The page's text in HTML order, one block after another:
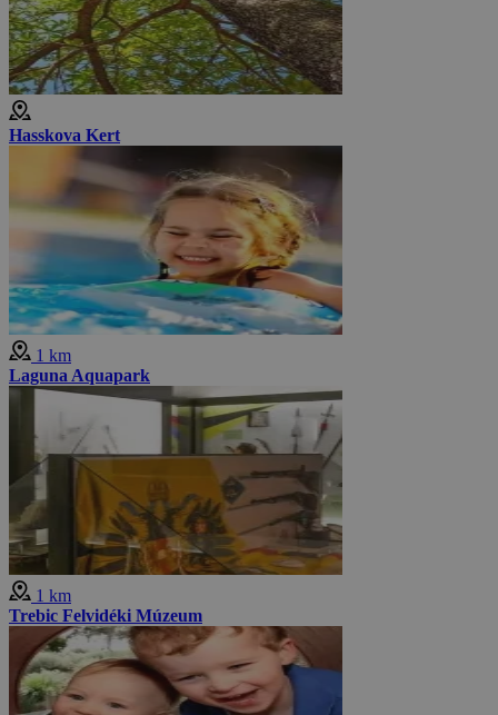
Hasskova Kert
1 km
Laguna Aquapark
1 km
Trebic Felvidéki Múzeum